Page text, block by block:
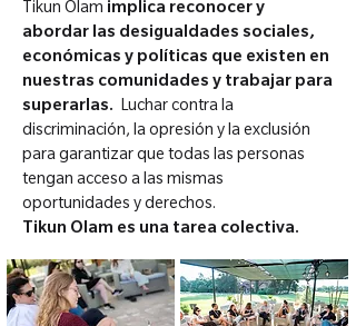
Tikun Olam implica reconocer y
abordar las desigualdades sociales,
económicas y políticas que existen en
nuestras comunidades y trabajar para
superarlas. Luchar contra la
discriminación, la opresión y la exclusión
para garantizar que todas las personas
tengan acceso a las mismas
oportunidades y derechos.
Tikun Olam es una tarea colectiva.